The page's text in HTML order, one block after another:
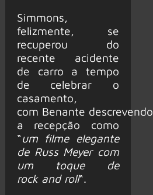
Simmons,
felizmente, se
recuperou do
recente acidente
de carro a tempo
de celebrar o
casamento,
com Benante descrevendo
a recepção como
“um filme elegante
de Russ Meyer com
um toque de
rock and roll“.